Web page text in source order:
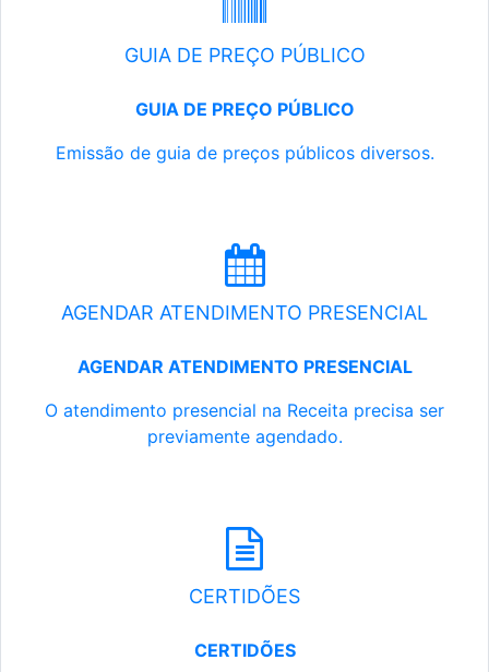
GUIA DE PREÇO PÚBLICO
GUIA DE PREÇO PÚBLICO
Emissão de guia de preços públicos diversos.
AGENDAR ATENDIMENTO PRESENCIAL
AGENDAR ATENDIMENTO PRESENCIAL
O atendimento presencial na Receita precisa ser
previamente agendado.
CERTIDÕES
CERTIDÕES